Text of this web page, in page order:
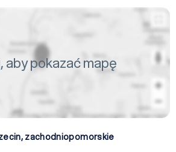
aby pokazać mapę
, zachodniopomorskie